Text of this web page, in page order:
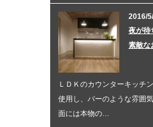
は白を基調とした中にゼブラ
されたクロコダイル調の赤
ラウンのカウンターテーブ
黒いクロスを使用すること
うずま
まき模様
えました
るためキ
2016/
夜が待
素敵な
ＬＤＫのカウンターキッチ
使用し、バーのような雰囲
面には本物の…